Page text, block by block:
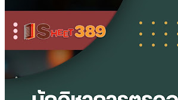
ตรวจ
สอบ
ภายใน
ปฏิบัติ
การ